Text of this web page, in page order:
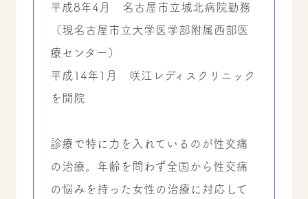
平成8年4月 名古屋市立城北病院勤務
（現名古屋市立大学医学部附属西部医
療センター）
平成14年1月 咲江レディスクリニック
を開院
診療で特に力を入れているのが性交痛
の治療。年齢を問わず全国から性交痛
の悩みを持った女性の治療に対応して